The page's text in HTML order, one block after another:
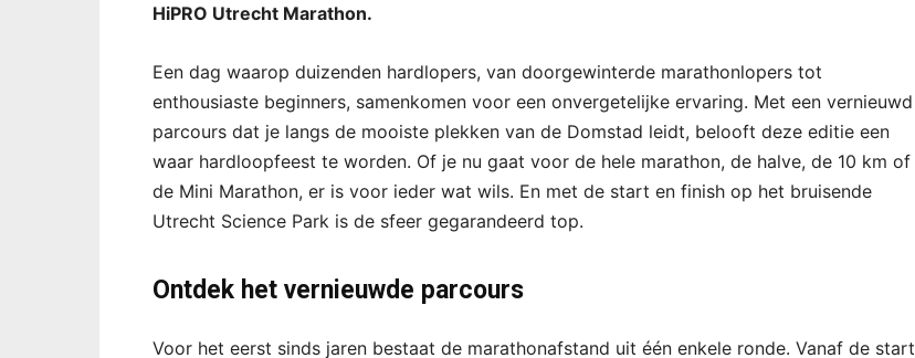
HiPRO Utrecht Marathon.
Een dag waarop duizenden hardlopers, van doorgewinterde marathonlopers tot
enthousiaste beginners, samenkomen voor een onvergetelijke ervaring. Met een vernieuwd
parcours dat je langs de mooiste plekken van de Domstad leidt, belooft deze editie een
waar hardloopfeest te worden. Of je nu gaat voor de hele marathon, de halve, de 10 km of
de Mini Marathon, er is voor ieder wat wils. En met de start en finish op het bruisende
Utrecht Science Park is de sfeer gegarandeerd top.
Ontdek het vernieuwde parcours
Voor het eerst sinds jaren bestaat de marathonafstand uit één enkele ronde. Vanaf de start